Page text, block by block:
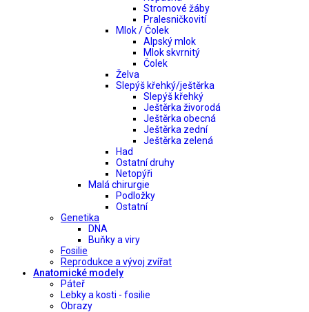
Stromové žáby
Pralesničkovití
Mlok / Čolek
Alpský mlok
Mlok skvrnitý
Čolek
Želva
Slepýš křehký/ještěrka
Slepýš křehký
Ještěrka živorodá
Ještěrka obecná
Ještěrka zední
Ještěrka zelená
Had
Ostatní druhy
Netopýři
Malá chirurgie
Podložky
Ostatní
Genetika
DNA
Buňky a viry
Fosilie
Reprodukce a vývoj zvířat
Anatomické modely
Páteř
Lebky a kosti - fosilie
Obrazy